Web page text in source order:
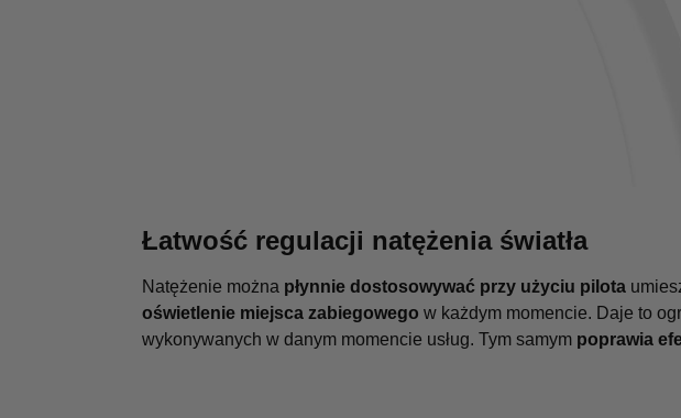
Łatwość regulacji natężenia światła
Natężenie można płynnie dostosowywać przy użyciu pilota
oświetlenie miejsca zabiegowego w każdym momencie. Daje to
wykonywanych w danym momencie usług. Tym samym poprawia